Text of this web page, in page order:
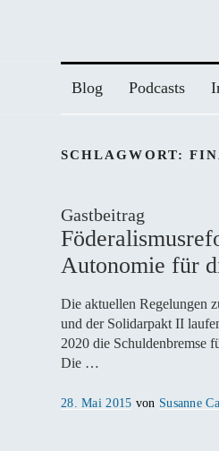
Blog Podcasts
SCHLAGWORT:
Gastbeitrag
Autonomie für
Die aktuellen Regelungen
und der Solidarpakt II
2020 die Schuldenbremse
Die …
Veröffentlicht
28. Mai 2015 von Susanne